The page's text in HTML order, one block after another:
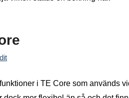
i TE Core som används